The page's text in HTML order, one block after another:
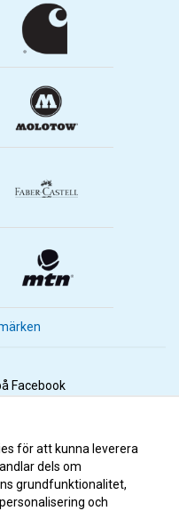
Facebook
Instagram
Youtube
Tiktok
för att kunna leverera
dels om
grundfunktionalitet,
och